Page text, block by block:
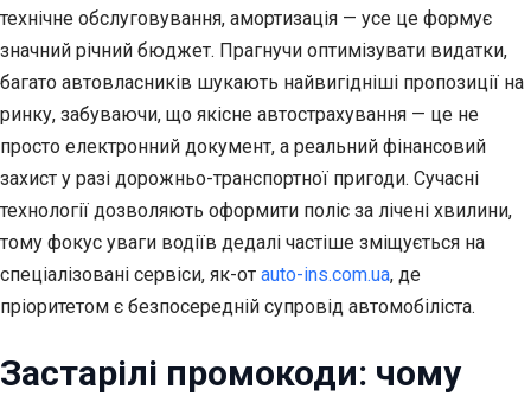
технічне обслуговування, амортизація — усе це формує
значний річний бюджет. Прагнучи оптимізувати видатки,
багато автовласників шукають найвигідніші пропозиції на
ринку, забуваючи, що якісне автострахування — це не
просто електронний документ, а реальний фінансовий
захист у разі дорожньо-транспортної пригоди. Сучасні
технології дозволяють оформити поліс за лічені хвилини,
тому фокус уваги водіїв дедалі частіше зміщується на
спеціалізовані сервіси, як-от auto-ins.com.ua, де
пріоритетом є безпосередній супровід автомобіліста.
Застарілі промокоди: чому